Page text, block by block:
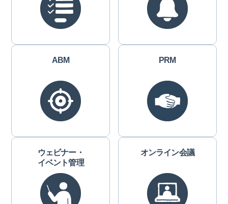
ABM PRM
ウェビナー・
イベント管理
オンライン会議